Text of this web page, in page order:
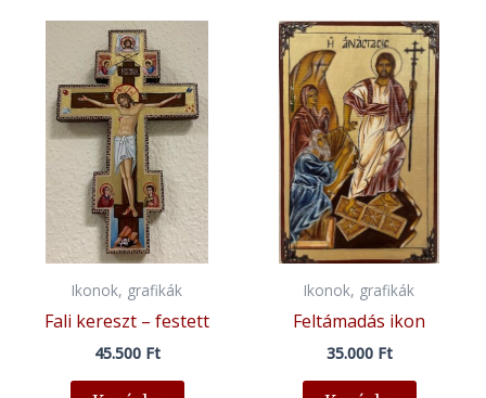
Ikonok, grafikák
Fali kereszt – festett
45.500 Ft
Ikonok, grafikák
Feltámadás ikon
35.000 Ft